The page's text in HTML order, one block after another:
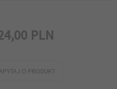
00 PLN
O PRODUKT